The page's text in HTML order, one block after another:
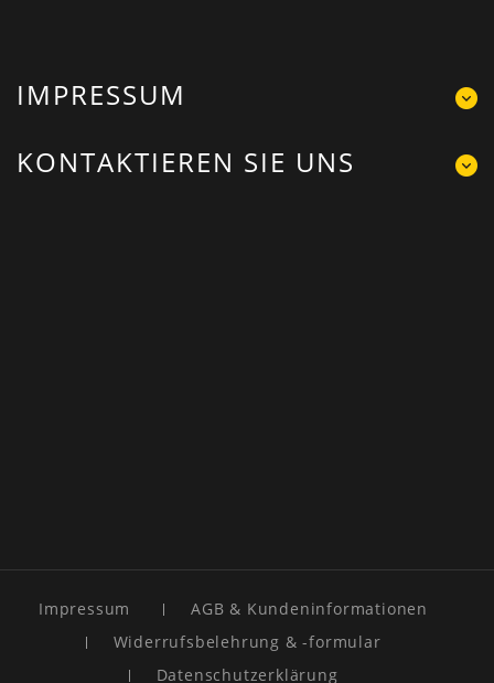
IMPRESSUM
KONTAKTIEREN SIE UNS
Impressum
AGB & Kundeninformationen
Widerrufsbelehrung & -formular
Datenschutzerklärung